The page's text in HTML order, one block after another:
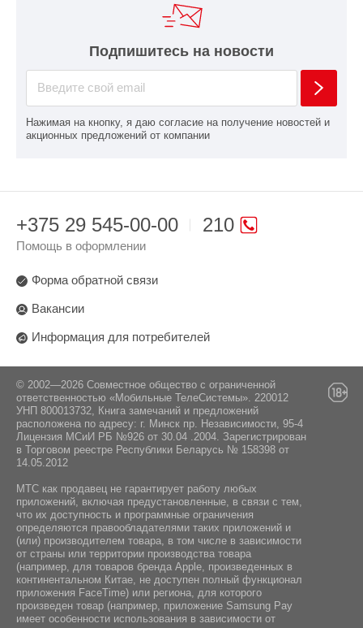
Подпишитесь на новости
Нажимая на кнопку, я даю согласие на получение новостей и
акционных предложений от компании
210
+375 29 545-00-00
Помощь в оформлении
Форма обратной связи
Вакансии
Информация для потребителей
© 2002—2026 Совместное общество с ограниченной
ответственностью «Мобильные ТелеСистемы». 220012
УНП 800013732, Книга замечаний и предложений
расположена по адресу: г. Минск пр. Независимости, 95-4
Лицензия МСиИ РБ №926 от 30.04 .2004. Зарегистрирован
в Торговом реестре Республики Беларусь № 158398 от
14.05.2012
МТС как продавец не гарантирует работу любых
приложений, включая предустановленные, в связи с тем,
что их доступность и программные ограничения
определяются правообладателями таких приложений и
(или) производителем товара, в том числе в зависимости
от страны или территории производства товара
(например, для товаров бренда Apple, произведенных в
континентальном Китае, не доступен полный функционал
приложения FaceTime) или региона, для которого
произведен товар (например, приложение Samsung Pay
имеет особенности использования в зависимости от